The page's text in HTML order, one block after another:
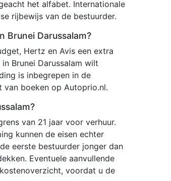
het alfabet. Internationale
rijbewijs van de bestuurder.
Brunei Darussalam?
Hertz en Avis een extra
Brunei Darussalam wilt
is inbegrepen in de
van boeken op Autoprio.nl.
van 21 jaar voor verhuur.
kunnen de eisen echter
eerste bestuurder jonger dan
Eventuele aanvullende
voordat u de